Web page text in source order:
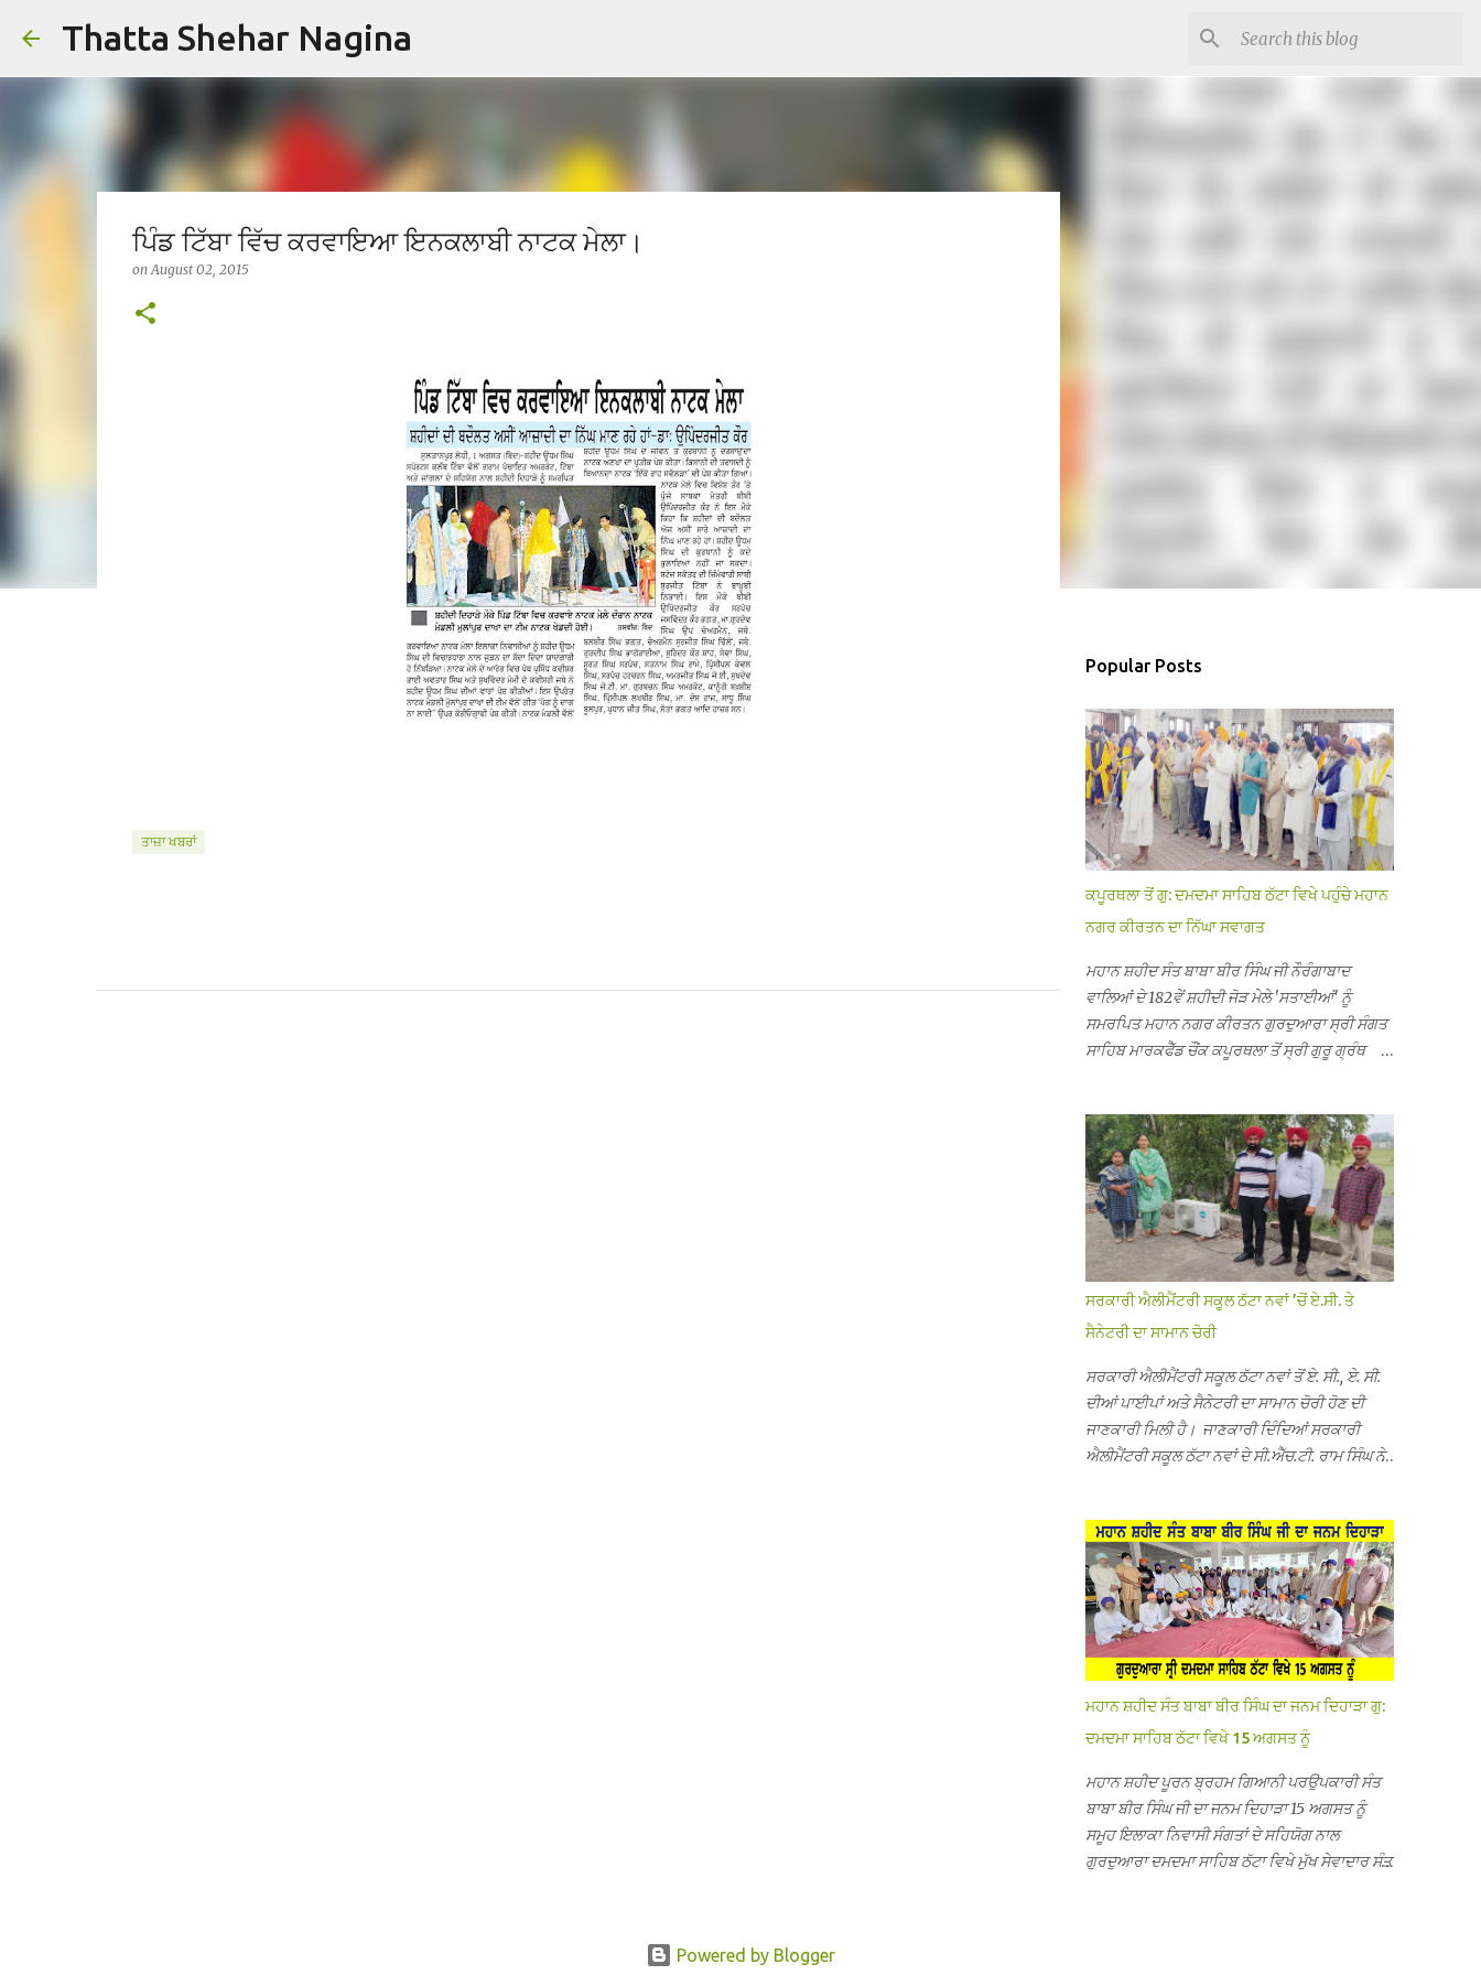
Thatta Shehar Nagina
ਪਿੰਡ ਟਿੱਬਾ ਵਿੱਚ ਕਰਵਾਇਆ ਇਨਕਲਾਬੀ ਨਾਟਕ ਮੇਲਾ।
onAugust 02, 2015
ਤਾਜ਼ਾ ਖਬਰਾਂ
Popular Posts
ਕਪੂਰਥਲਾ ਤੋਂ ਗੁ: ਦਮਦਮਾ ਸਾਹਿਬ ਠੱਟਾ ਵਿਖੇ ਪਹੁੰਚੇ ਮਹਾਨ
ਨਗਰ ਕੀਰਤਨ ਦਾ ਨਿੱਘਾ ਸਵਾਗਤ
ਮਹਾਨ ਸ਼ਹੀਦ ਸੰਤ ਬਾਬਾ ਬੀਰ ਸਿੰਘ ਜੀ ਨੌਰੰਗਾਬਾਦ
ਵਾਲਿਆਂ ਦੇ 182ਵੇਂ ਸ਼ਹੀਦੀ ਜੋੜ ਮੇਲੇ 'ਸਤਾਈਆਂ' ਨੂੰ
ਸਮਰਪਿਤ ਮਹਾਨ ਨਗਰ ਕੀਰਤਨ ਗੁਰਦੁਆਰਾ ਸ੍ਰੀ ਸੰਗਤ
ਸਾਹਿਬ ਮਾਰਕਫੈੱਡ ਚੌਂਕ ਕਪੂਰਥਲਾ ਤੋਂ ਸ੍ਰੀ ਗੁਰੂ ਗ੍ਰੰਥ
ਭਗਤਪੁਰ, ਭਗਵਾਨਪੁਰ, ਝੁੱਗੀਆਂ ਗੁਲਾਮ, ਮਜਾਦਪੁਰ,
ਕੁੱਲੀਆਂ, ਰੱਤਾ ਨੌ ਅਬਾਦ, ਕੋਲੀਆਂਵਾਲ, ਅੱਡਾ ਸਾਬੂਵਾਲ,
ਦਰੀਏਵਾਲ, ਟੋਡਰਵਾਲ, ਨਵਾਂ ਠੱਟਾ, ਪੁਰਾਣਾ ਠੱਟਾ ਤੋਂ ਹੁੰਦਾ
ਹੋਇਆ ਗੁਰਦੁਆਰਾ ਸ੍ਰੀ ਦਮਦਮਾ ਸਾਹਿਬ ਠੱਟਾ ਵਿਖੇ
ਪਹੁੰਚਿਆ। ਨਗਰ ਕੀਰਤਨ ਦੇ ਗੁਰਦੁਆਰਾ ਸ੍ਰੀ ਦਮਦਮਾ
ਸਾਹਿਬ ਠੱਟਾ ਵਿਖੇ ਪਹੁੰਚਣ ’ਤੇ ਮੁੱਖ ਸੇਵਾਦਾਰ ਸੰਤ ਬਾਬਾ
ਹਰਜੀਤ ਸਿੰਘ ਤੇ ਇਲਾਕੇ ਦੀਆਂ ਸੰਗਤਾਂ ਵੱਲੋਂ ਜੈਕਾਰਿਆਂ ਦੀ
ਗੂੰਜ ਵਿਚ ਨਿੱਘਾ ਸਵਾਗਤ ਕੀਤਾ ਗਿਆ। ਗੁਰਦੁਆਰਾ ਸ੍ਰੀ
ਦਮਦਮਾ ਸਾਹਿਬ ਠੱਟਾ ਵਿਖੇ ਨਗਰ ਕੀਰਤਨ ਦੇ ਸਮਾਪਤੀ ਦੀ
ਅਰਦਾਸ ਹੋਈ। ਇਸ ਮੌਕੇ ਪੰਜ ਪਿਆਰੇ ਸਾਹਿਬਾਨ ਤੇ ਨਗਰ
ਕੀਰਤਨ ਦੇ ਪ੍ਰਬੰਧਕਾਂ ਦਾ ਗੁਰਦੁਆਰਾ ਦਮਦਮਾ ਸਾਹਿਬ
ਠੱਟਾ ਦੇ ਮੁੱਖ ਸੇਵਾਦਾਰ ਸੰਤ ਬਾਬਾ ਹਰਜੀਤ ਸਿੰਘ ਵੱਲੋਂ
ਸਿਰੋਪਾਓ ਦੇ ਕੇ ਵਿਸ਼ੇਸ਼ ਤੌਰ ’ਤੇ ਸਨਮਾਨ ਕੀਤਾ ਗਿਆ।
ਨਿੱਘਾ ਸਵਾਗਤ ਕੀਤਾ ਗਿਆ ਤੇ ਨਗਰ ਕੀਰਤਨ ਦੀਆਂ ਸ...
ਸਰਕਾਰੀ ਐਲੀਮੈਂਟਰੀ ਸਕੂਲ ਠੱਟਾ ਨਵਾਂ ’ਚੋਂ ਏ.ਸੀ. ਤੇ
ਸੈਨੇਟਰੀ ਦਾ ਸਾਮਾਨ ਚੋਰੀ
ਸਰਕਾਰੀ ਐਲੀਮੈਂਟਰੀ ਸਕੂਲ ਠੱਟਾ ਨਵਾਂ ਤੋਂ ਏ. ਸੀ., ਏ. ਸੀ.
ਦੀਆਂ ਪਾਈਪਾਂ ਅਤੇ ਸੈਨੇਟਰੀ ਦਾ ਸਾਮਾਨ ਚੋਰੀ ਹੋਣ ਦੀ
ਜਾਣਕਾਰੀ ਮਿਲੀ ਹੈ। ਜਾਣਕਾਰੀ ਦਿੰਦਿਆਂ ਸਰਕਾਰੀ
ਐਲੀਮੈਂਟਰੀ ਸਕੂਲ ਠੱਟਾ ਨਵਾਂ ਦੇ ਸੀ.ਐੱਚ.ਟੀ. ਰਾਮ ਸਿੰਘ ਨੇ
ਹੋਣ ਤੇ ਜਦੋਂ ਉਨ੍ਹਾਂ ਨੂੰ ਸ਼ੱਕ ਪਿਆ ਤਾਂ ਕਮਰਿਆਂ ਦੀਆਂ ਛੱਤਾਂ
’ਤੇ ਜਾ ਕੇ ਦੇਖਿਆ। ਉੱਥੇ ਇੱਕ ਏ.ਸੀ.ਦਾ ਆਊਟ ਡੋਰ ਯੂਨਿਟ
ਗ਼ਾਇਬ ਸੀ ਅਤੇ ਦੂਜੇ ਦੋਵਾਂ ਏ. ਸੀਜ਼ ਦੀਆਂ ਪਾਈਪਾਂ ਚੋਰੀ
ਕੀਤੀਆਂ ਹੋਈਆਂ ਸਨ। ਉਨ੍ਹਾਂ ਦੱਸਿਆ ਕਿ ਉਹ ਛੁੱਟੀਆਂ
ਦੌਰਾਨ ਵੀ ਸਕੂਲ ਗੇੜਾ ਮਾਰਦੇ ਸਨ ਅਤੇ 20 ਜੂਨ ਤੱਕ ਸਭ
ਠੀਕ ਸੀ। ਚੋਰੀ ਦੀ ਘਟਨਾ 20 ਤੋਂ 30 ਜੂਨ ਵਿਚਕਾਰ ਹੋਈ
ਜਾਪਦੀ ਹੈ। ਇਸ ਮੌਕੇ ਸਕੂਲ ਸਟਾਫ ਮੈਂਬਰਾਂ ਅੰਜੂ ਬਾਲਾ,
ਟੋਡਰਵਾਲ ਨੇ ਦੱਸਿਆ ਕਿ ਸਕੂਲ ਵਿੱਚ ਪਿਛਲੇ ਸਾਲ ਤਿੰਨ ਏ.
ਸੀ. ਲਾਉਣ ਦੀ ਸੇਵਾ ਸੀ.ਐੱਚ.ਟੀ. ਰਾਮ ਸਿੰਘ ਵੱਲੋਂ ਕੀਤੀ ਗਈ
ਸੀ ਜਿਸ ਦੀ ਮਾਪਿਆਂ ਨੇ ਖੂਬ ਪ੍ਰਸੰਸਾ ਕੀਤੀ ਸੀ। ਉਨ੍ਹਾਂ
ਦੱਸਿਆ ਕਿ ਏਸੀ ਚੋਰੀ ਹੋਣ ਨਾਲ ਬੱਚਿਆਂ ਦੇ ਮਾਪਿਆਂ ਵਿੱਚ
ਭਾਰੀ ਰੋਸ ਹੈ ਅਤੇ ਉਨ੍ਹਾਂ ਨੇ ਪੁਲਿਸ ਪ੍ਰਸ਼ਾਸਨ ਤੋਂ ਤਰੁੰਤ
ਮਹਾਨ ਸ਼ਹੀਦ ਸੰਤ ਬਾਬਾ ਬੀਰ ਸਿੰਘ ਦਾ ਜਨਮ ਦਿਹਾੜਾ ਗੁ:
ਦਮਦਮਾ ਸਾਹਿਬ ਠੱਟਾ ਵਿਖੇ 15 ਅਗਸਤ ਨੂੰ
ਮਹਾਨ ਸ਼ਹੀਦ ਪੂਰਨ ਬ੍ਰਹਮ ਗਿਆਨੀ ਪਰਉਪਕਾਰੀ ਸੰਤ
ਬਾਬਾ ਬੀਰ ਸਿੰਘ ਜੀ ਦਾ ਜਨਮ ਦਿਹਾੜਾ 15 ਅਗਸਤ ਨੂੰ
ਸਮੂਹ ਇਲਾਕਾ ਨਿਵਾਸੀ ਸੰਗਤਾਂ ਦੇ ਸਹਿਯੋਗ ਨਾਲ
ਗੁਰਦੁਆਰਾ ਦਮਦਮਾ ਸਾਹਿਬ ਠੱਟਾ ਵਿਖੇ ਮੁੱਖ ਸੇਵਾਦਾਰ ਸੰਤ
Powered by Blogger